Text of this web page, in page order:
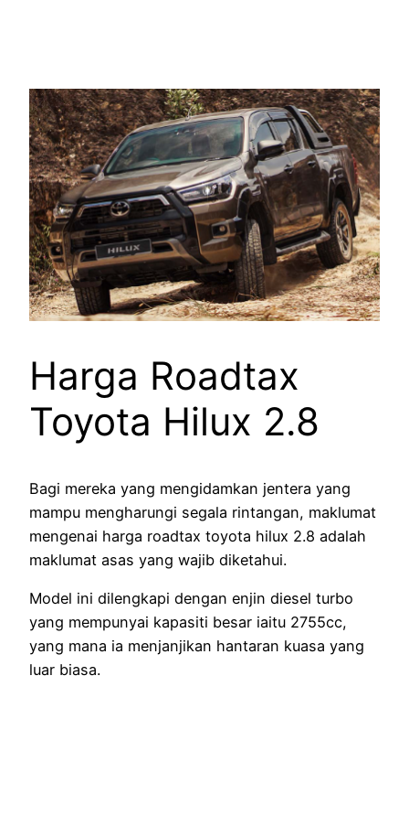
Harga Roadtax
Toyota Hilux 2.8
Bagi mereka yang mengidamkan jentera yang
mampu mengharungi segala rintangan, maklumat
mengenai harga roadtax toyota hilux 2.8 adalah
maklumat asas yang wajib diketahui.
Model ini dilengkapi dengan enjin diesel turbo
yang mempunyai kapasiti besar iaitu 2755cc,
yang mana ia menjanjikan hantaran kuasa yang
luar biasa.